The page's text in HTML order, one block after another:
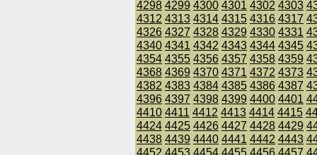
4298 4299 4300 4301 4302 4303
4312 4313 4314 4315 4316 4317
4326 4327 4328 4329 4330 4331
4340 4341 4342 4343 4344 4345
4354 4355 4356 4357 4358 4359
4368 4369 4370 4371 4372 4373
4382 4383 4384 4385 4386 4387
4396 4397 4398 4399 4400 4401
4410 4411 4412 4413 4414 4415
4424 4425 4426 4427 4428 4429
4438 4439 4440 4441 4442 4443
4452 4453 4454 4455 4456 4457